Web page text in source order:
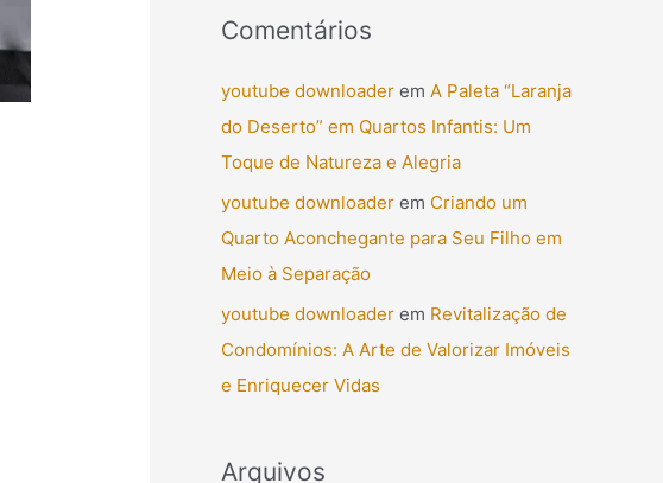
Comentários
youtube downloader em A Paleta “Laranja
do Deserto” em Quartos Infantis: Um
Toque de Natureza e Alegria
youtube downloader em Criando um
Quarto Aconchegante para Seu Filho em
Meio à Separação
youtube downloader em Revitalização de
Condomínios: A Arte de Valorizar Imóveis
e Enriquecer Vidas
Arquivos